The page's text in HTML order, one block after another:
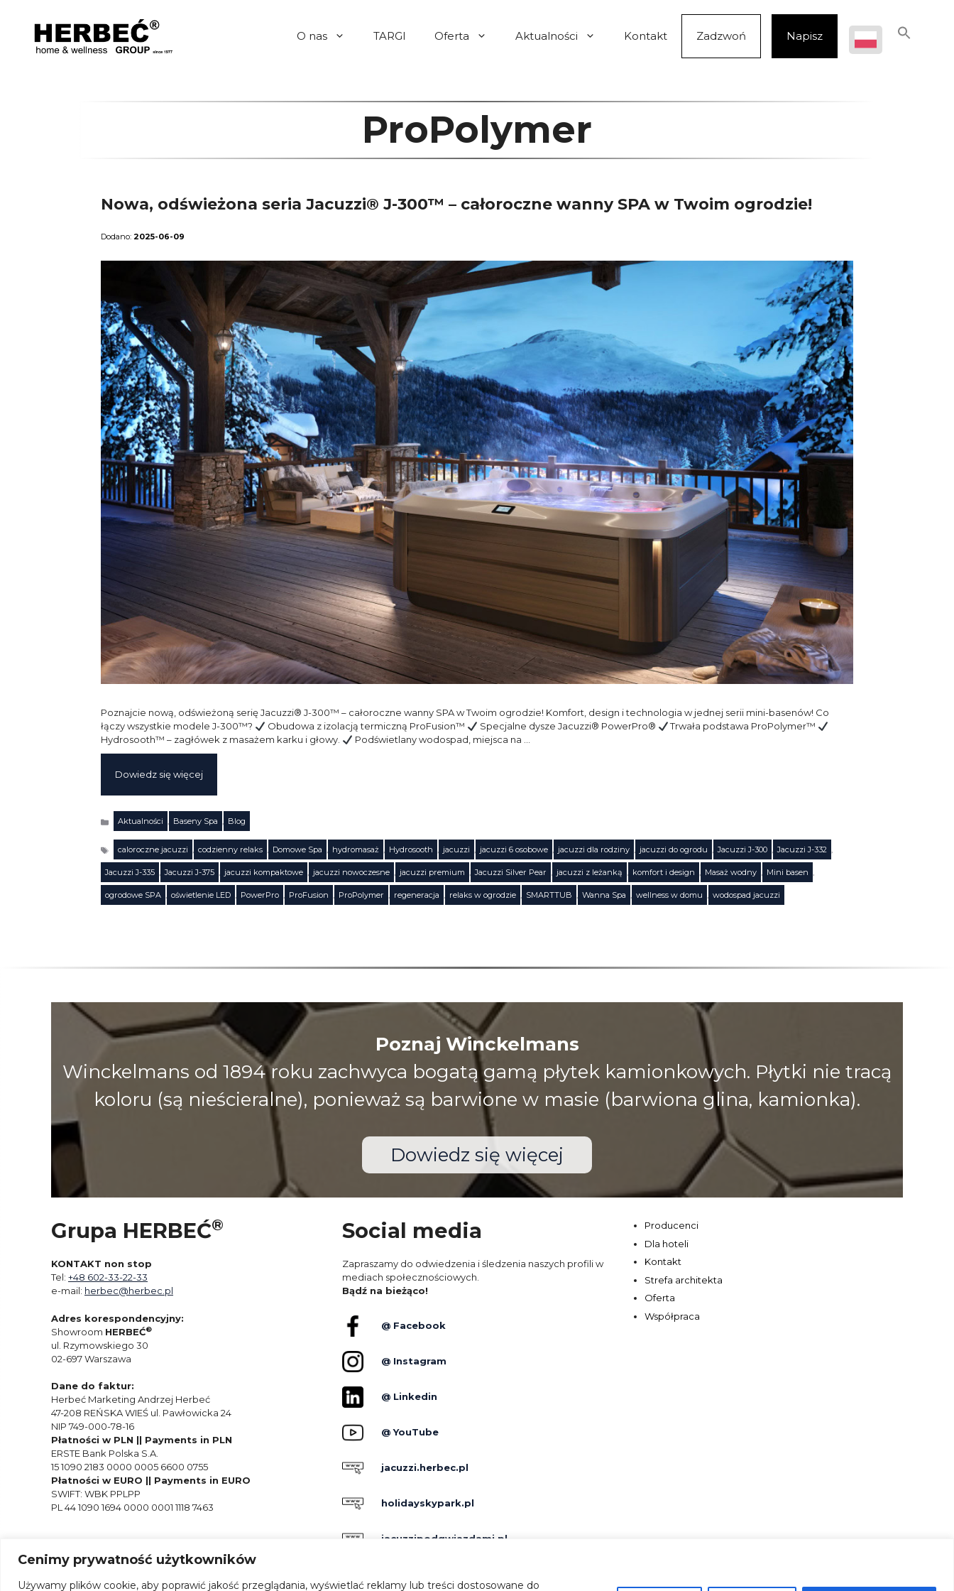
Cenimy prywatność użytkowników
Używamy plików cookie, aby poprawić jakość przeglądania, wyświetlać reklamy lub treści dostosowane do
O nas TARGI Oferta Aktualności Kontakt Zadzwoń Napisz
ProPolymer
Nowa, odświeżona seria Jacuzzi® J-300™ – całoroczne wanny SPA w Twoim ogrodzie!
2025-06-09
Poznajcie nową, odświeżoną serię Jacuzzi® J-300™ – całoroczne wanny SPA w Twoim ogrodzie! Komfort, design i technologia w jednej serii mini-basenów! Co
łączy wszystkie modele J-300™?
Obudowa z izolacją termiczną ProFusion™ Specjalne dysze Jacuzzi® PowerPro®
Trwała podstawa ProPolymer™
Hydrosooth™ – zagłówek z masażem karku i głowy.
Podświetlany wodospad, miejsca na …
Dowiedz się więcej
KategorieAktualności , Baseny Spa , Blog
Tagi
caloroczne jacuzzi , codzienny relaks , Domowe Spa , hydromasaż , Hydrosooth , jacuzzi , jacuzzi 6 osobowe , jacuzzi dla rodziny , jacuzzi do ogrodu , Jacuzzi J-300 , Jacuzzi J-332 ,
Jacuzzi J-335 , Jacuzzi J-375 , jacuzzi kompaktowe , jacuzzi nowoczesne , jacuzzi premium , Jacuzzi Silver Pear , jacuzzi z leżanką , komfort i design , Masaż wodny , Mini basen ,
ogrodowe SPA , oświetlenie LED , PowerPro , ProFusion , ProPolymer , regeneracja , relaks w ogrodzie , SMARTTUB , Wanna Spa , wellness w domu , wodospad jacuzzi
Poznaj Winckelmans
Winckelmans od 1894 roku zachwyca bogatą gamą płytek kamionkowych. Płytki nie tracą
koloru (są nieścieralne), ponieważ są barwione w masie (barwiona glina, kamionka).
Dowiedz się więcej
Grupa HERBEĆ®
KONTAKT non stop
Tel: +48 602-33-22-33
e-mail: herbec@herbec.pl
Adres korespondencyjny:
Showroom HERBEĆ®
ul. Rzymowskiego 30
02-697 Warszawa
Dane do faktur:
Herbeć Marketing Andrzej Herbeć
47-208 REŃSKA WIEŚ ul. Pawłowicka 24
NIP 749-000-78-16
Płatności w PLN || Payments in PLN
ERSTE Bank Polska S.A.
15 1090 2183 0000 0005 6600 0755
Płatności w EURO || Payments in EURO
SWIFT: WBK PPLPP
PL 44 1090 1694 0000 0001 1118 7463
Social media
Zapraszamy do odwiedzenia i śledzenia naszych profili w
mediach społecznościowych.
Bądź na bieżąco!
@ Facebook
@ Instagram
@ Linkedin
@ YouTube
jacuzzi.herbec.pl
holidayskypark.pl
jacuzzipodgwiazdami.pl
Producenci
Dla hoteli
Kontakt
Strefa architekta
Oferta
Współpraca